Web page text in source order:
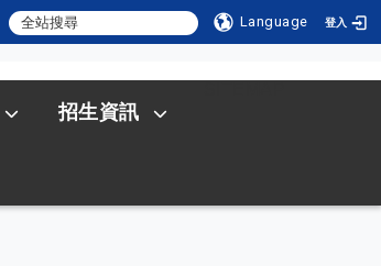
Language 登入
招生資訊